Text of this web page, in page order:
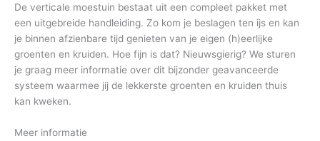
De verticale moestuin bestaat uit een compleet pakket met
een uitgebreide handleiding. Zo kom je beslagen ten ijs en kan
je binnen afzienbare tijd genieten van je eigen (h)eerlijke
groenten en kruiden. Hoe fijn is dat? Nieuwsgierig? We sturen
je graag meer informatie over dit bijzonder geavanceerde
systeem waarmee jij de lekkerste groenten en kruiden thuis
kan kweken.
Meer informatie